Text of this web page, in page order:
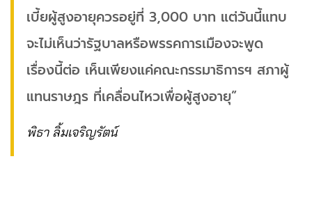
เบี้ยผู้สูงอายุควรอยู่ที่ 3,000 บาท แต่วันนี้แทบ
จะไม่เห็นว่ารัฐบาลหรือพรรคการเมืองจะพูด
เรื่องนี้ต่อ เห็นเพียงแค่คณะกรรมาธิการฯ สภาผู้
แทนราษฎร ที่เคลื่อนไหวเพื่อผู้สูงอายุ”
พิธา ลิ้มเจริญรัตน์